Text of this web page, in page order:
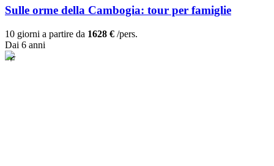
Sulle orme della Cambogia: tour per famiglie
10 giorni a partire da 1628 € /pers.
Dai 6 anni